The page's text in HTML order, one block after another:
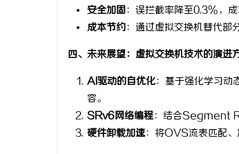
安全加固：误拦截率降至0.3%，
成本节约：通过虚拟交换机替代部
四、未来展望：虚拟交换机技术的演进
AI驱动的自优化：基于强化学习动
容。
SRv6网络编程：结合Segment
硬件卸载加速：将OVS流表匹配、